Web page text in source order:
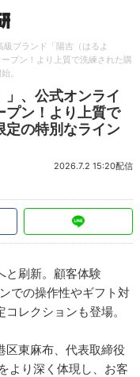
級ブランド「陽吉（はるよ
プン！より上質で洗練された購
。
、公式オンライ
プン！より上質で
定の特別なライン
2026.7.2 15:20配信
と刷新。顧客体験
での操作性やギフト対
レクションも登場。
区東麻布、代表取締役
より深く体現し、お客